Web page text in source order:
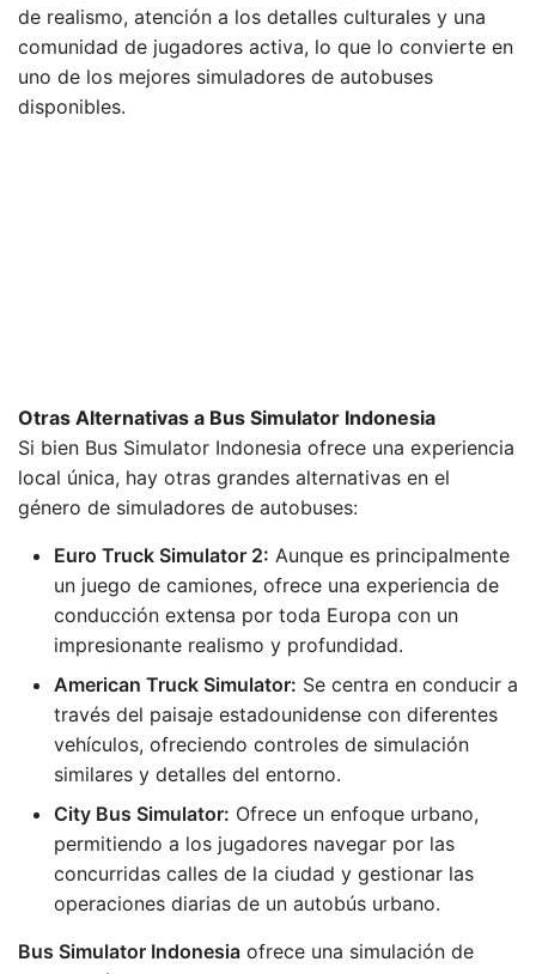
de realismo, atención a los detalles culturales y una
comunidad de jugadores activa, lo que lo convierte en
uno de los mejores simuladores de autobuses
disponibles.
Otras Alternativas a Bus Simulator Indonesia
Si bien Bus Simulator Indonesia ofrece una experiencia
local única, hay otras grandes alternativas en el
género de simuladores de autobuses:
Euro Truck Simulator 2: Aunque es principalmente
un juego de camiones, ofrece una experiencia de
conducción extensa por toda Europa con un
impresionante realismo y profundidad.
American Truck Simulator: Se centra en conducir a
través del paisaje estadounidense con diferentes
vehículos, ofreciendo controles de simulación
similares y detalles del entorno.
City Bus Simulator: Ofrece un enfoque urbano,
permitiendo a los jugadores navegar por las
concurridas calles de la ciudad y gestionar las
operaciones diarias de un autobús urbano.
Bus Simulator Indonesia ofrece una simulación de